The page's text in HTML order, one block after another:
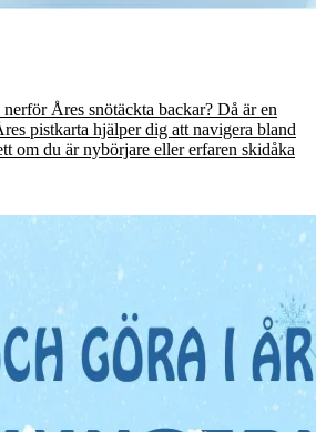
Åres snötäckta backar? Då är en
pistkarta hjälper dig att navigera bland
om du är nybörjare eller erfaren skidåka